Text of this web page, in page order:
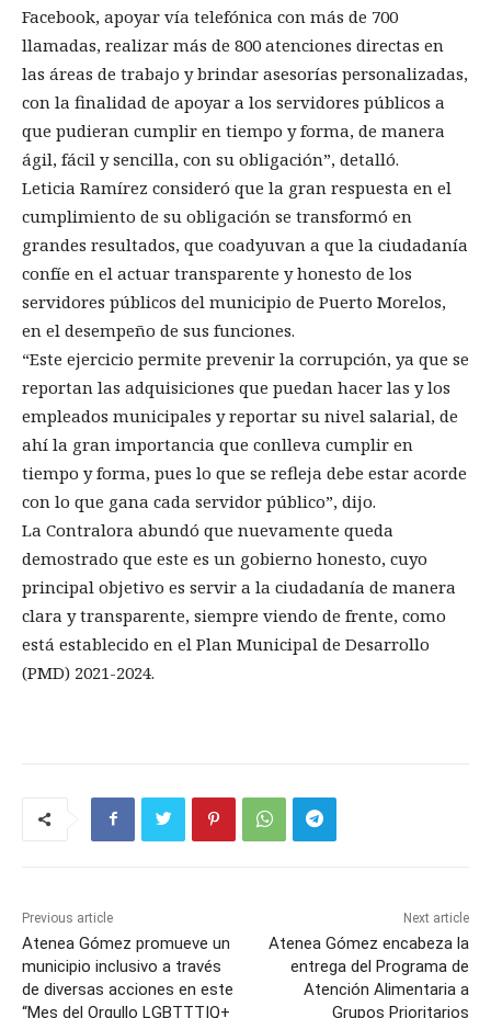
Facebook, apoyar vía telefónica con más de 700
llamadas, realizar más de 800 atenciones directas en
las áreas de trabajo y brindar asesorías personalizadas,
con la finalidad de apoyar a los servidores públicos a
que pudieran cumplir en tiempo y forma, de manera
ágil, fácil y sencilla, con su obligación”, detalló.
Leticia Ramírez consideró que la gran respuesta en el
cumplimiento de su obligación se transformó en
grandes resultados, que coadyuvan a que la ciudadanía
confíe en el actuar transparente y honesto de los
servidores públicos del municipio de Puerto Morelos,
en el desempeño de sus funciones.
“Este ejercicio permite prevenir la corrupción, ya que se
reportan las adquisiciones que puedan hacer las y los
empleados municipales y reportar su nivel salarial, de
ahí la gran importancia que conlleva cumplir en
tiempo y forma, pues lo que se refleja debe estar acorde
con lo que gana cada servidor público”, dijo.
La Contralora abundó que nuevamente queda
demostrado que este es un gobierno honesto, cuyo
principal objetivo es servir a la ciudadanía de manera
clara y transparente, siempre viendo de frente, como
está establecido en el Plan Municipal de Desarrollo
(PMD) 2021-2024.
Previous article
Atenea Gómez promueve un
municipio inclusivo a través
de diversas acciones en este
“Mes del Orgullo LGBTTTIQ+
Next article
Atenea Gómez encabeza la
entrega del Programa de
Atención Alimentaria a
Grupos Prioritarios